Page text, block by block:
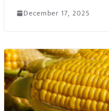
December 17, 2025